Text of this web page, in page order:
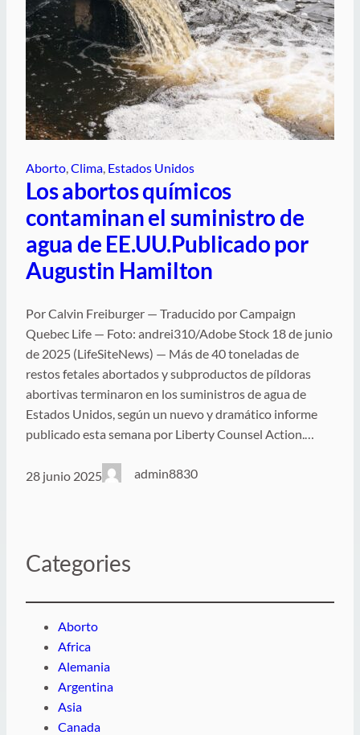
Aborto, Clima, Estados Unidos
Los abortos químicos
contaminan el suministro de
agua de EE.UU.Publicado por
Augustin Hamilton
Por Calvin Freiburger — Traducido por Campaign
Quebec Life — Foto: andrei310/Adobe Stock 18 de junio
de 2025 (LifeSiteNews) — Más de 40 toneladas de
restos fetales abortados y subproductos de píldoras
abortivas terminaron en los suministros de agua de
Estados Unidos, según un nuevo y dramático informe
publicado esta semana por Liberty Counsel Action.…
28 junio 2025 admin8830
Categories
Aborto
Africa
Alemania
Argentina
Asia
Canada